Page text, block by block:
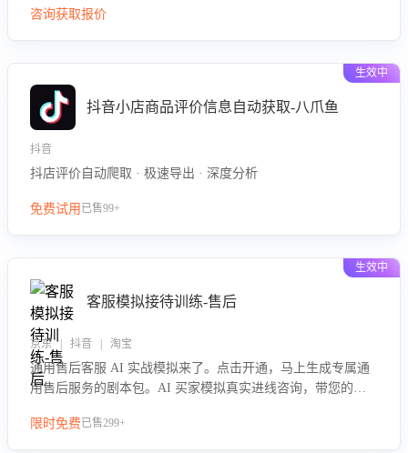
队的销服能力。
咨询获取报价
生效中
抖音小店商品评价信息自动获取-八爪鱼
抖音
抖店评价自动爬取 · 极速导出 · 深度分析
免费试用 已售99+
生效中
客服模拟接待训练-售后
京东 | 抖音 | 淘宝
通用售后客服 AI 实战模拟来了。点击开通，马上生成专属通
用售后服务的剧本包。AI 买家模拟真实进线咨询，带您的客
要点，轻松提升服务能力。
限时免费已售299+